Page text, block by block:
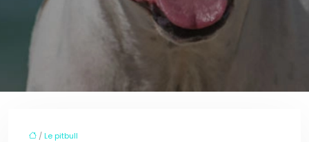
/ Le pitbull